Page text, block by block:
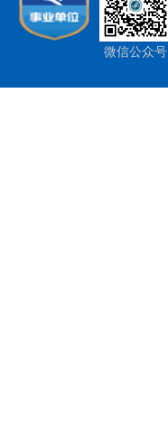
微信公众号